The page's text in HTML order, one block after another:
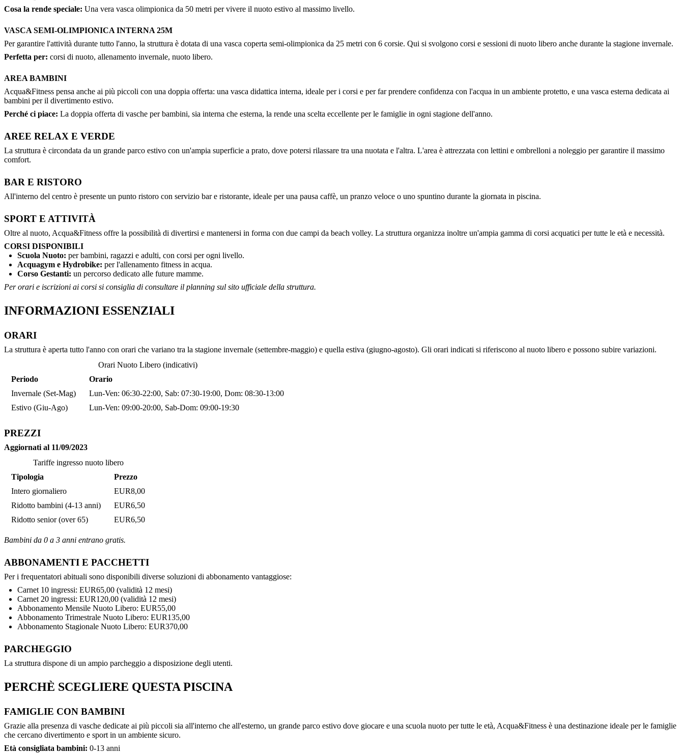
Cosa la rende speciale: Una vera vasca olimpionica da 50 metri per vivere il nuoto estivo al massimo livello.
VASCA SEMI-OLIMPIONICA INTERNA 25M
Per garantire l'attività durante tutto l'anno, la struttura è dotata di una vasca coperta semi-olimpionica da 25 metri con 6 corsie. Qui si svolgono corsi e sessioni di nuoto libero anche durante la stagione invernale.
Perfetta per: corsi di nuoto, allenamento invernale, nuoto libero.
AREA BAMBINI
Acqua&Fitness pensa anche ai più piccoli con una doppia offerta: una vasca didattica interna, ideale per i corsi e per far prendere confidenza con l'acqua in un ambiente protetto, e una vasca esterna dedicata ai
bambini per il divertimento estivo.
Perché ci piace: La doppia offerta di vasche per bambini, sia interna che esterna, la rende una scelta eccellente per le famiglie in ogni stagione dell'anno.
AREE RELAX E VERDE
La struttura è circondata da un grande parco estivo con un'ampia superficie a prato, dove potersi rilassare tra una nuotata e l'altra. L'area è attrezzata con lettini e ombrelloni a noleggio per garantire il massimo
comfort.
BAR E RISTORO
All'interno del centro è presente un punto ristoro con servizio bar e ristorante, ideale per una pausa caffè, un pranzo veloce o uno spuntino durante la giornata in piscina.
SPORT E ATTIVITÀ
Oltre al nuoto, Acqua&Fitness offre la possibilità di divertirsi e mantenersi in forma con due campi da beach volley. La struttura organizza inoltre un'ampia gamma di corsi acquatici per tutte le età e necessità.
CORSI DISPONIBILI
Scuola Nuoto: per bambini, ragazzi e adulti, con corsi per ogni livello.
Acquagym e Hydrobike: per l'allenamento fitness in acqua.
Corso Gestanti: un percorso dedicato alle future mamme.
Per orari e iscrizioni ai corsi si consiglia di consultare il planning sul sito ufficiale della struttura.
INFORMAZIONI ESSENZIALI
ORARI
La struttura è aperta tutto l'anno con orari che variano tra la stagione invernale (settembre-maggio) e quella estiva (giugno-agosto). Gli orari indicati si riferiscono al nuoto libero e possono subire variazioni.
Orari Nuoto Libero (indicativi)
Periodo
Orario
Invernale (Set-Mag)
Lun-Ven: 06:30-22:00, Sab: 07:30-19:00, Dom: 08:30-13:00
Estivo (Giu-Ago)
Lun-Ven: 09:00-20:00, Sab-Dom: 09:00-19:30
PREZZI
Aggiornati al 11/09/2023
Tariffe ingresso nuoto libero
Tipologia
Prezzo
Intero giornaliero
EUR8,00
Ridotto bambini (4-13 anni)
EUR6,50
Ridotto senior (over 65)
EUR6,50
Bambini da 0 a 3 anni entrano gratis.
ABBONAMENTI E PACCHETTI
Per i frequentatori abituali sono disponibili diverse soluzioni di abbonamento vantaggiose:
Carnet 10 ingressi: EUR65,00 (validità 12 mesi)
Carnet 20 ingressi: EUR120,00 (validità 12 mesi)
Abbonamento Mensile Nuoto Libero: EUR55,00
Abbonamento Trimestrale Nuoto Libero: EUR135,00
Abbonamento Stagionale Nuoto Libero: EUR370,00
PARCHEGGIO
La struttura dispone di un ampio parcheggio a disposizione degli utenti.
PERCHÈ SCEGLIERE QUESTA PISCINA
FAMIGLIE CON BAMBINI
Grazie alla presenza di vasche dedicate ai più piccoli sia all'interno che all'esterno, un grande parco estivo dove giocare e una scuola nuoto per tutte le età, Acqua&Fitness è una destinazione ideale per le famiglie
che cercano divertimento e sport in un ambiente sicuro.
Età consigliata bambini: 0-13 anni